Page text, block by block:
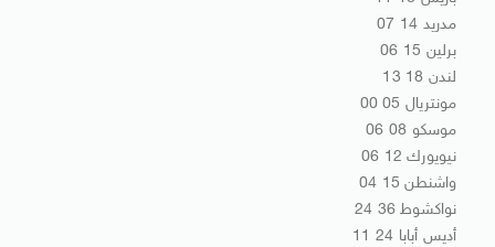
مدريد 14 07
برلين 15 06
لندن 18 13
مونتريال 05 00
موسكو 08 06
نيويورك 12 06
واشنطن 15 04
نواكشوط 36 24
أديس أبابا 24 11